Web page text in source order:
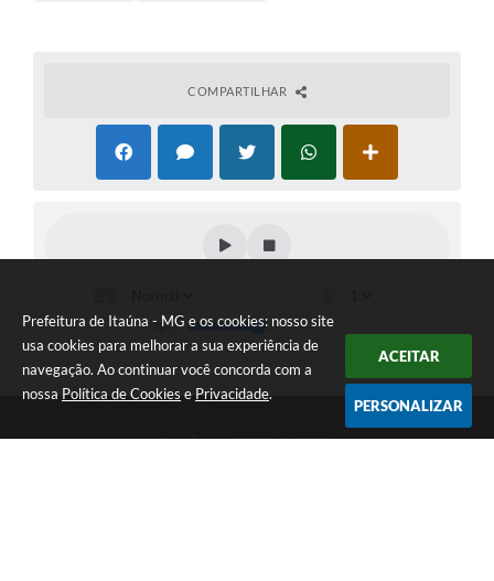
Prefeitura de Itaúna - MG e os cookies: nosso site
usa cookies para melhorar a sua experiência de
navegação. Ao continuar você concorda com a
nossa Política de Cookies e Privacidade.
ACEITAR
PERSONALIZAR
COMPARTILHAR
Telefone: (37) 3249-9500